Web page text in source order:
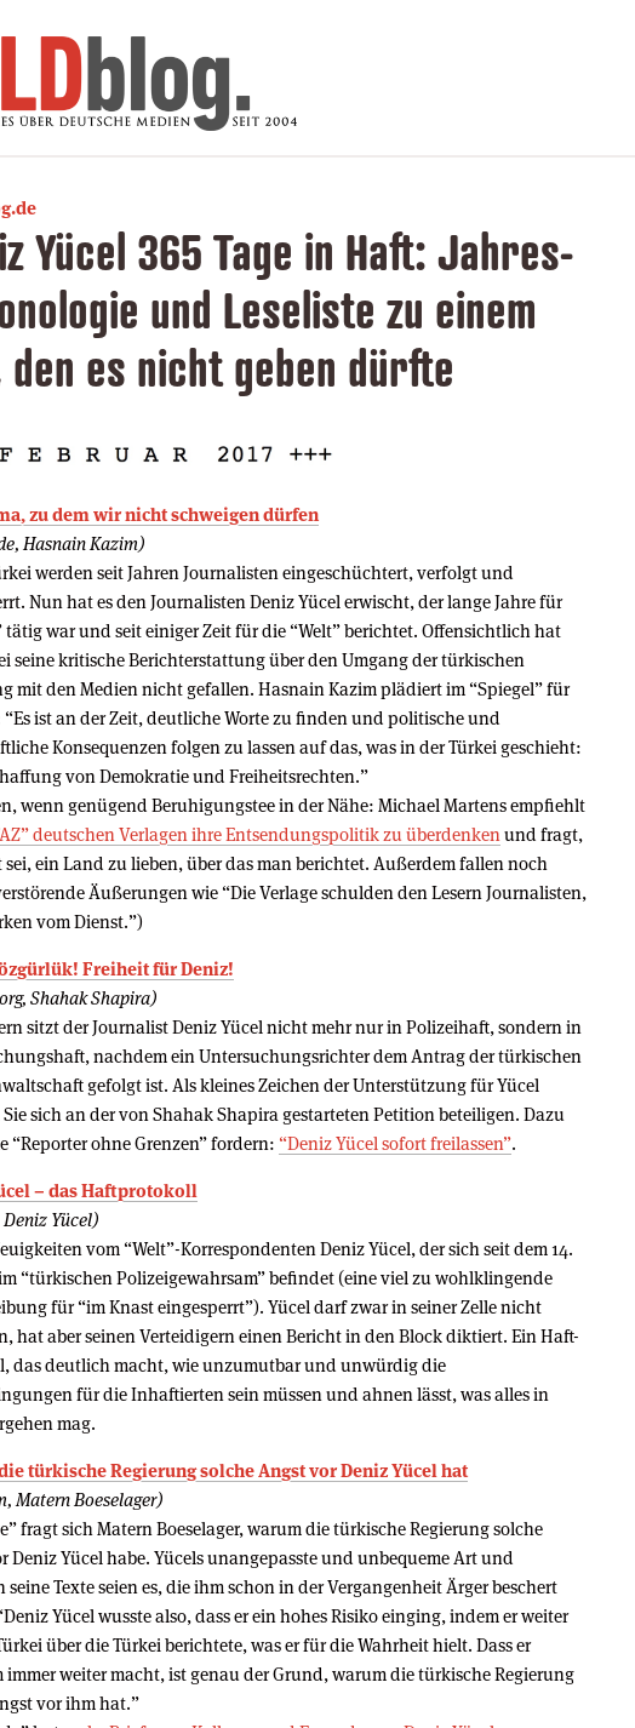
Yücel 365 Tage in Haft: Jahres-
und Leseliste zu einem
den es nicht geben dürfte
zu dem wir nicht schweigen dürfen
Hasnain Kazim)
werden seit Jahren Journalisten eingeschüchtert, verfolgt und
Nun hat es den Journalisten Deniz Yücel erwischt, der lange Jahre für
tätig war und seit einiger Zeit für die “Welt” berichtet. Offensichtlich hat
seine kritische Berichterstattung über den Umgang der türkischen
mit den Medien nicht gefallen. Hasnain Kazim plädiert im “Spiegel” für
ist an der Zeit, deutliche Worte zu finden und politische und
Konsequenzen folgen zu lassen auf das, was in der Türkei geschieht:
von Demokratie und Freiheitsrechten.”
wenn genügend Beruhigungstee in der Nähe: Michael Martens empfiehlt
deutschen Verlagen ihre Entsendungspolitik zu überdenkenund fragt,
sei, ein Land zu lieben, über das man berichtet. Außerdem fallen noch
Äußerungen wie “Die Verlage schulden den Lesern Journalisten,
vom Dienst.”)
özgürlük! Freiheit für Deniz!
Shahak Shapira)
sitzt der Journalist Deniz Yücel nicht mehr nur in Polizeihaft, sondern in
nachdem ein Untersuchungsrichter dem Antrag der türkischen
gefolgt ist. Als kleines Zeichen der Unterstützung für Yücel
sich an der von Shahak Shapira gestarteten Petition beteiligen. Dazu
“Reporter ohne Grenzen” fordern: “Deniz Yücel sofort freilassen”.
– das Haftprotokoll
Yücel)
vom “Welt”-Korrespondenten Deniz Yücel, der sich seit dem 14.
“türkischen Polizeigewahrsam” befindet (eine viel zu wohlklingende
für “im Knast eingesperrt”). Yücel darf zwar in seiner Zelle nicht
hat aber seinen Verteidigern einen Bericht in den Block diktiert. Ein Haft-
das deutlich macht, wie unzumutbar und unwürdig die
für die Inhaftierten sein müssen und ahnen lässt, was alles in
mag.
türkische Regierung solche Angst vor Deniz Yücel hat
Matern Boeselager)
fragt sich Matern Boeselager, warum die türkische Regierung solche
Deniz Yücel habe. Yücels unangepasste und unbequeme Art und
Texte seien es, die ihm schon in der Vergangenheit Ärger beschert
Yücel wusste also, dass er ein hohes Risiko einging, indem er weiter
über die Türkei berichtete, was er für die Wahrheit hielt. Dass er
immer weiter macht, ist genau der Grund, warum die türkische Regierung
vor ihm hat.”